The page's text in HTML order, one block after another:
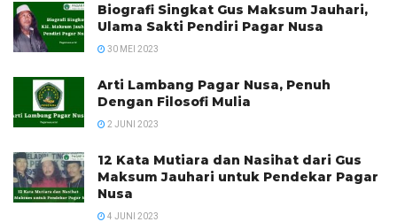
Biografi Singkat Gus Maksum Jauhari,
Ulama Sakti Pendiri Pagar Nusa
30 MEI 2023
Arti Lambang Pagar Nusa, Penuh
Dengan Filosofi Mulia
2 JUNI 2023
12 Kata Mutiara dan Nasihat dari Gus
Maksum Jauhari untuk Pendekar Pagar
Nusa
4 JUNI 2023